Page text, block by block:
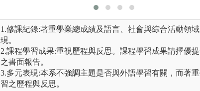
1.修課紀錄:著重學業總成績及語言、社會與綜合活動領
現。
2.課程學習成果:重視歷程與反思。課程學習成果請擇優
之書面報告。
3.多元表現:本系不強調主題是否與外語學習有關，而著
習之歷程與反思。